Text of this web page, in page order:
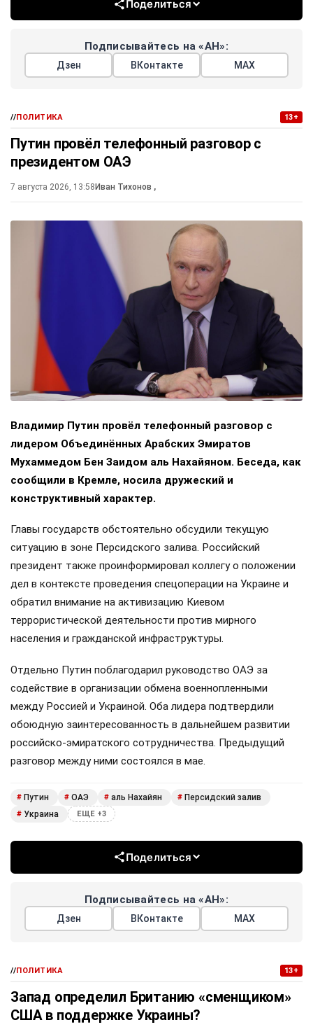
Поделиться
Подписывайтесь на «АН»:
Дзен ВКонтакте МАХ
//ПОЛИТИКА 13+
Путин провёл телефонный разговор с
президентом ОАЭ
7 августа 2026, 13:58 Иван Тихонов ,
Владимир Путин провёл телефонный разговор с
лидером Объединённых Арабских Эмиратов
Мухаммедом Бен Заидом аль Нахайяном. Беседа, как
сообщили в Кремле, носила дружеский и
конструктивный характер.
Главы государств обстоятельно обсудили текущую
ситуацию в зоне Персидского залива. Российский
президент также проинформировал коллегу о положении
дел в контексте проведения спецоперации на Украине и
обратил внимание на активизацию Киевом
террористической деятельности против мирного
населения и гражданской инфраструктуры.
Отдельно Путин поблагодарил руководство ОАЭ за
содействие в организации обмена военнопленными
между Россией и Украиной. Оба лидера подтвердили
обоюдную заинтересованность в дальнейшем развитии
российско-эмиратского сотрудничества. Предыдущий
разговор между ними состоялся в мае.
# Путин # ОАЭ # аль Нахайян # Персидский залив
# Украина ЕЩЕ +3
Поделиться
Подписывайтесь на «АН»:
Дзен ВКонтакте МАХ
//ПОЛИТИКА 13+
Запад определил Британию «сменщиком»
США в поддержке Украины?